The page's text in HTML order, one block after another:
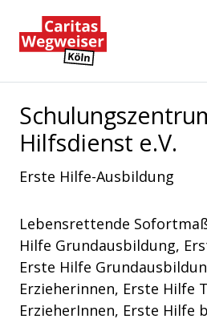
Zur Startseite navigieren
Hilfsdienst e.V.
Erste Hilfe-Ausbildung
Lebensrettende
Hilfe Grundausbildung,
Erste Hilfe
Erzieherinnen, Erste Hilfe
ErzieherInnen, Erste Hilfe